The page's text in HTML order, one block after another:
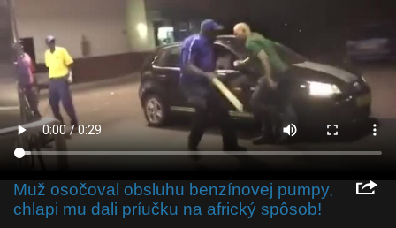
Muž osočoval obsluhu benzínovej pumpy,
chlapi mu dali príučku na africký spôsob!